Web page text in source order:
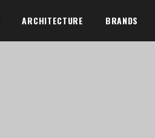
ARCHITECTURE BRANDS